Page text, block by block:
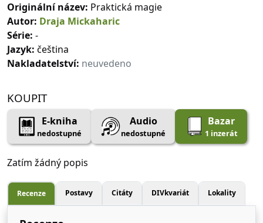
Originální název: Praktická magie
Autor: Draja Mickaharic
Série: -
Jazyk: čeština
Nakladatelství: neuvedeno
KOUPIT
E-kniha
nedostupné
Audio
nedostupné
Bazar
1 inzerát
Zatím žádný popis
Recenze Postavy Citáty DIVkvariát Lokality